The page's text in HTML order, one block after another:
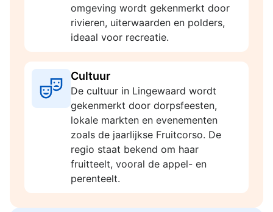
omgeving wordt gekenmerkt door
rivieren, uiterwaarden en polders,
ideaal voor recreatie.
Cultuur
De cultuur in Lingewaard wordt
gekenmerkt door dorpsfeesten,
lokale markten en evenementen
zoals de jaarlijkse Fruitcorso. De
regio staat bekend om haar
fruitteelt, vooral de appel- en
perenteelt.